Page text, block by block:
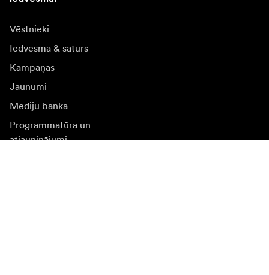
Vēstnieki
Iedvesma & saturs
Kampaņas
Jaunumi
Mediju banka
Programmatūra un
atjauninājumi